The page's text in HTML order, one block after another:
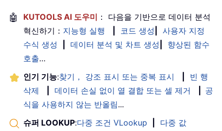
🤖 KUTOOLS AI 도우미 ： 다음을 기반으로 데이터 분석
혁신하기： 지능형 실행 코드 생성
사용자 지정
수식 생성
데이터 분석 및 차트 생성
향상된 함수
호출…
인기 기능:찾기， 강조 표시 또는 중복 표시
빈 행
삭제
데이터 손실 없이 열 결합 또는 셀 제거
공
식을 사용하지 않는 반올림...
슈퍼 LOOKUP:다중 조건 VLookup
다중 값